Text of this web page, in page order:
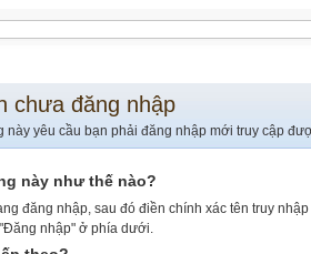
chưa đăng nhập
này yêu cầu bạn phải đăng nhập mới truy cập
này như thế nào?
đăng nhập, sau đó điền chính xác tên truy
nhập" ở phía dưới.